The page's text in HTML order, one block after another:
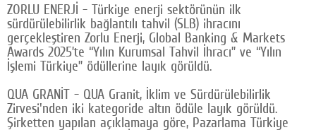
ZORLU ENERJİ - Türkiye enerji sektörünün ilk
sürdürülebilirlik bağlantılı tahvil (SLB) ihracını
gerçekleştiren Zorlu Enerji, Global Banking & Markets
Awards 2025’te “Yılın Kurumsal Tahvil İhracı” ve “Yılın
İşlemi Türkiye” ödüllerine layık görüldü.
QUA GRANİT - QUA Granit, İklim ve Sürdürülebilirlik
Zirvesi'nden iki kategoride altın ödüle layık görüldü.
Şirketten yapılan açıklamaya göre, Pazarlama Türkiye